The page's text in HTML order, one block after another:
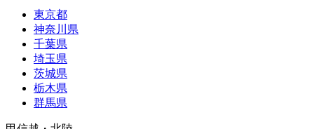
東京都
神奈川県
千葉県
埼玉県
茨城県
栃木県
群馬県